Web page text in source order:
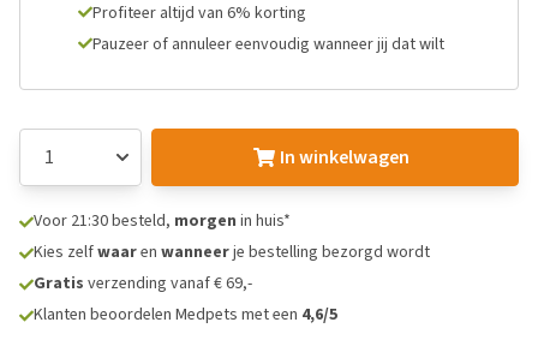
Profiteer altijd van 6% korting
Pauzeer of annuleer eenvoudig wanneer jij dat wilt
In winkelwagen
Voor 21:30 besteld, morgen in huis*
Kies zelfwaaren wanneerje bestelling bezorgd wordt
Gratis verzending vanaf € 69,-
Klanten beoordelen Medpets met een 4,6/5